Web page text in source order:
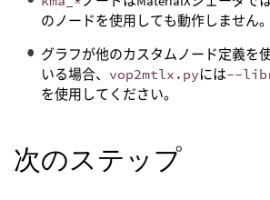
のノードを使用しても動作しません。
グラフが他のカスタムノード定義を
いる場合、 vop2mtlx.pyには--
を使用してください。
次のステップ